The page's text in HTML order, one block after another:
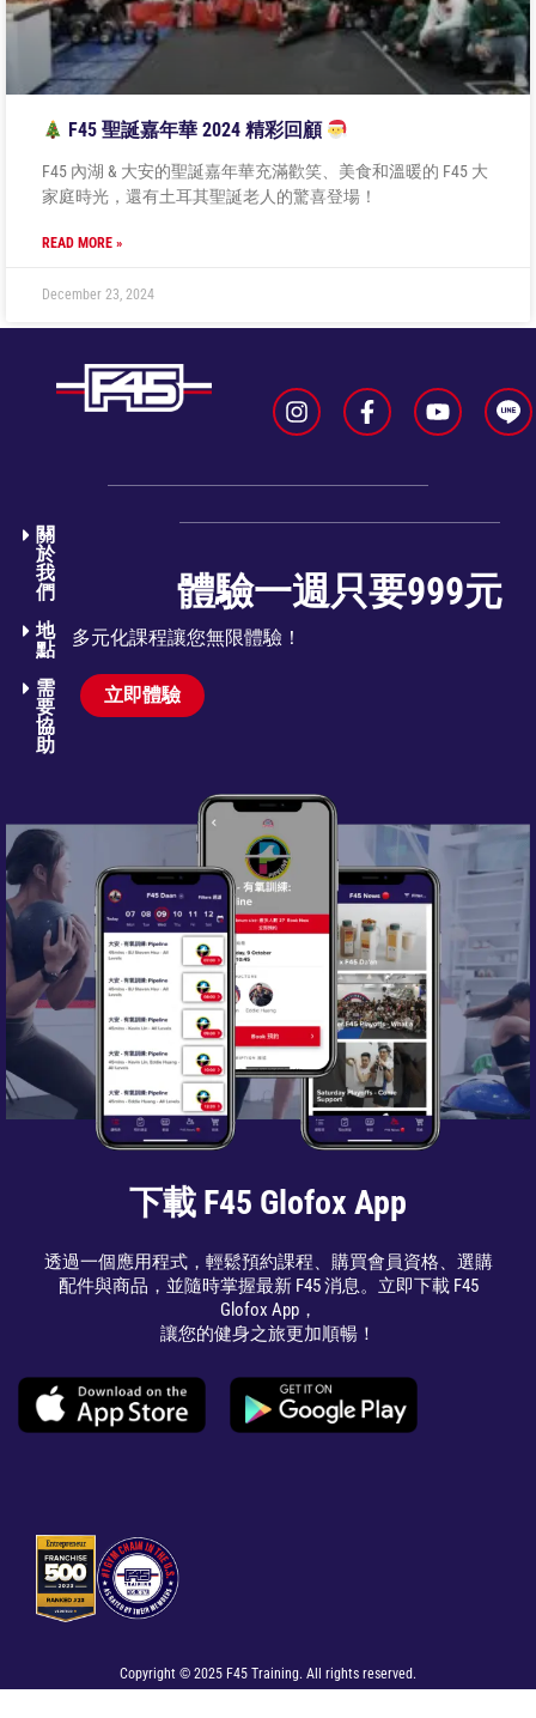
F45 聖誕嘉年華 2024 精彩回顧
F45 內湖 & 大安的聖誕嘉年華充滿歡笑、美食和溫暖的 F45 大
家庭時光，還有土耳其聖誕老人的驚喜登場！
READ MORE »
December 23, 2024
關
於
我
們​
地
點
需
要
協
助​
體驗一週只要999元
多元化課程讓您無限體驗！
立即體驗
下載 F45 Glofox App
透過一個應用程式，輕鬆預約課程、購買會員資格、選購
配件與商品，並隨時掌握最新 F45 消息。立即下載 F45
Glofox App，
讓您的健身之旅更加順暢！
Copyright © 2025 F45 Training. All rights reserved.